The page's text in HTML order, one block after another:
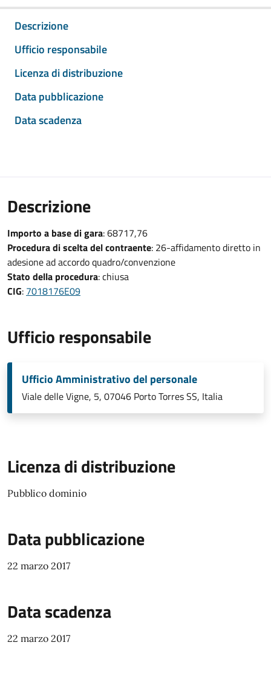
Descrizione
Ufficio responsabile
Licenza di distribuzione
Data pubblicazione
Data scadenza
Descrizione
Importo a base di gara: 68717,76
Procedura di scelta del contraente: 26-affidamento diretto in
adesione ad accordo quadro/convenzione
Stato della procedura: chiusa
CIG: 7018176E09
Ufficio responsabile
Ufficio Amministrativo del personale
Viale delle Vigne, 5, 07046 Porto Torres SS, Italia
Licenza di distribuzione
Pubblico dominio
Data pubblicazione
22 marzo 2017
Data scadenza
22 marzo 2017